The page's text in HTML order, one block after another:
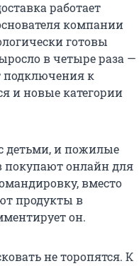
работает
компании
готовы
в четыре раза —
подключения к
и новые категории
детьми, и пожилые
покупают онлайн для
вместо
продукты в
он.
не торопятся. К